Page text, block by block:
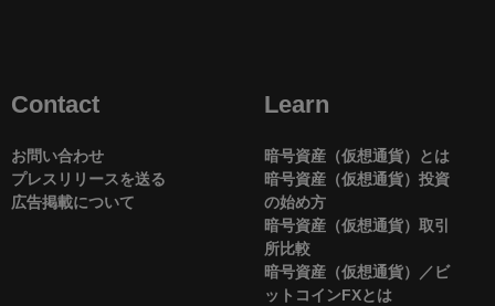
Contact
お問い合わせ
プレスリリースを送る
広告掲載について
Learn
暗号資産（仮想通貨）とは
暗号資産（仮想通貨）投資
の始め方
暗号資産（仮想通貨）取引
所比較
暗号資産（仮想通貨）／ビ
ットコインFXとは